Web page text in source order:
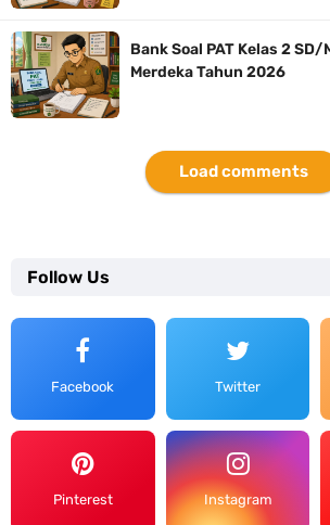
Bank Soal PAT Kelas 2
Merdeka Tahun 2026
Load comments
Follow Us
Facebook Twitter
Pinterest Instagram